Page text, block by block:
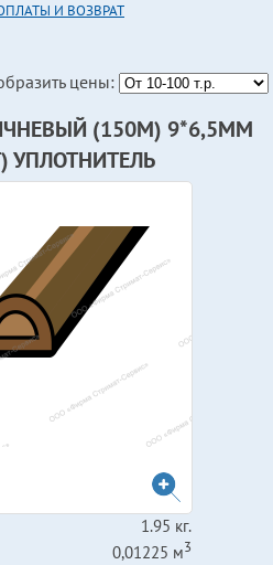
И ВОЗВРАТ
цены:
(150М) 9*6,5ММ
УПЛОТНИТЕЛЬ
1.95 кг.
0,01225 м3